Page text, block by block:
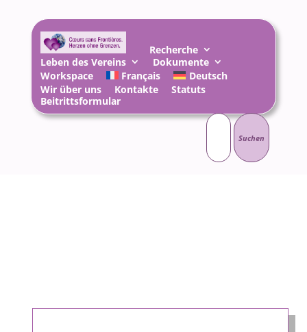
Recherche
Leben des Vereins
Dokumente
Workspace
Français
Deutsch
Wir über uns
Kontakte
Statuts
Beitrittsformular
Suchen
nach: